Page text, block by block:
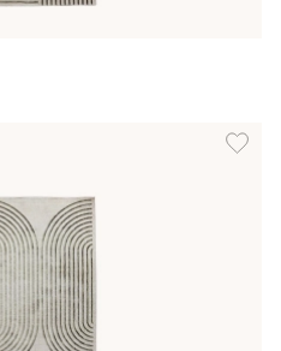
Lägg